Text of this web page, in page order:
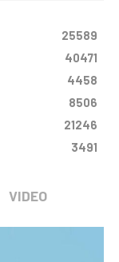
25589
40471
4458
8506
21246
3491
VIDEO